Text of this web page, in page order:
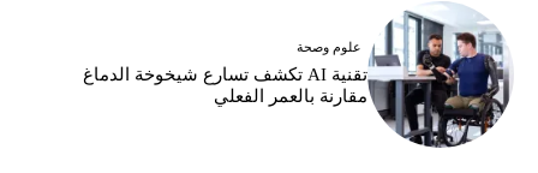
علوم وصحة
تقنية AI تكشف تسارع شيخوخة الدماغ
مقارنة بالعمر الفعلي